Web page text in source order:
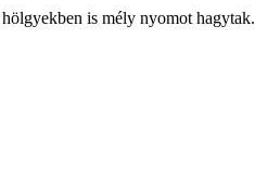
is mély nyomot hagytak.